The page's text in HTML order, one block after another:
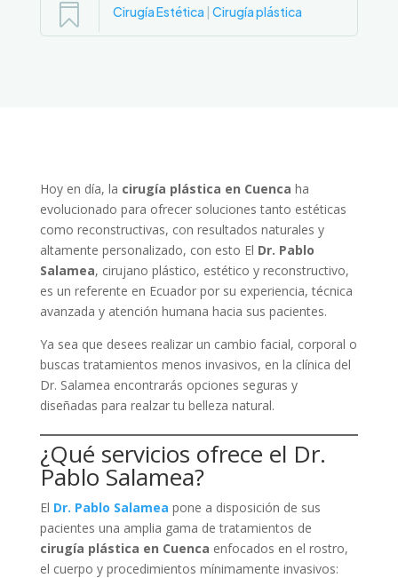
 Cirugía Estética | Cirugía plástica
Hoy en día, la cirugía plástica en Cuenca ha
evolucionado para ofrecer soluciones tanto estéticas
como reconstructivas, con resultados naturales y
altamente personalizado, con esto El Dr. Pablo
Salamea, cirujano plástico, estético y reconstructivo,
es un referente en Ecuador por su experiencia, técnica
avanzada y atención humana hacia sus pacientes.
Ya sea que desees realizar un cambio facial, corporal o
buscas tratamientos menos invasivos, en la clínica del
Dr. Salamea encontrarás opciones seguras y
diseñadas para realzar tu belleza natural.
¿Qué servicios ofrece el Dr.
Pablo Salamea?
El Dr. Pablo Salamea pone a disposición de sus
pacientes una amplia gama de tratamientos de
cirugía plástica en Cuenca enfocados en el rostro,
el cuerpo y procedimientos mínimamente invasivos: